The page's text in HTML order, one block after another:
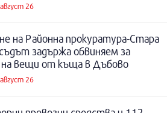
26
на Районна прокуратура-Стара
задържа обвиняем за
на вещи от къща в Дъбово
26